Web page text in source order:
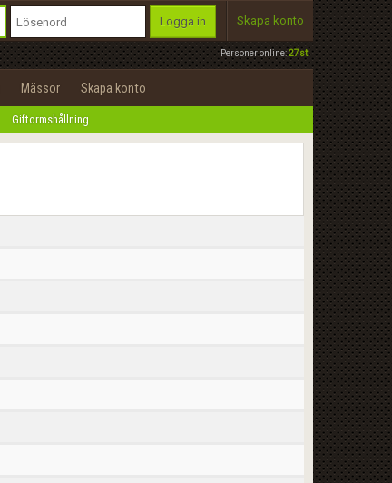
Personer online:27st
Logga in Skapa konto
Mässor Skapa konto
Giftormshållning